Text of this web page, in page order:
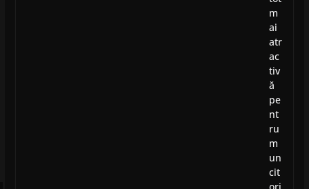
m
ai
atr
ac
tiv
ă
pe
nt
ru
m
un
cit